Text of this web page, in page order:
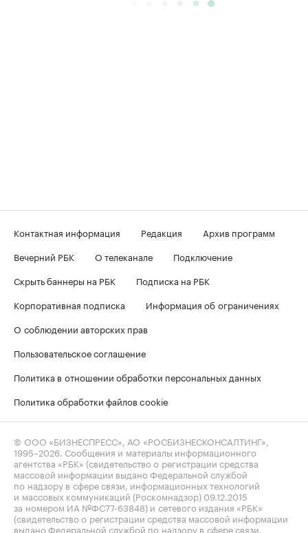
Контактная информация Редакция
Архив программ
Вечерний РБК
О телеканале
Подключение
Скрыть баннеры на РБК
Подписка на РБК
Корпоративная подписка
Информация об ограничениях
О соблюдении авторских прав
Пользовательское соглашение
Политика в отношении обработки персональных данных
Политика обработки файлов cookie
© ООО «БИЗНЕСПРЕСС», АО «РОСБИЗНЕСКОНСАЛТИНГ»,
1995–2026 . Сообщения и материалы информационного
агентства «РБК» (свидетельство о регистрации средства
массовой информации выдано Федеральной службой
по надзору в сфере связи, информационных технологий
и массовых коммуникаций (Роскомнадзор) 09.12.2015
за номером ИА №ФС77-63848) и сетевого издания «РБК»
(свидетельство о регистрации средства массовой информации
выдано Федеральной службой по надзору в сфере связи,